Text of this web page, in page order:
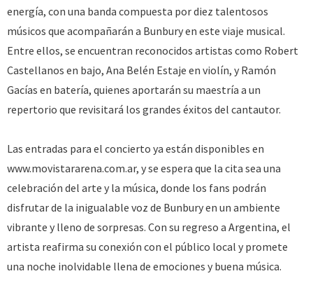
energía, con una banda compuesta por diez talentosos
músicos que acompañarán a Bunbury en este viaje musical.
Entre ellos, se encuentran reconocidos artistas como Robert
Castellanos en bajo, Ana Belén Estaje en violín, y Ramón
Gacías en batería, quienes aportarán su maestría a un
repertorio que revisitará los grandes éxitos del cantautor.
Las entradas para el concierto ya están disponibles en
www.movistararena.com.ar, y se espera que la cita sea una
celebración del arte y la música, donde los fans podrán
disfrutar de la inigualable voz de Bunbury en un ambiente
vibrante y lleno de sorpresas. Con su regreso a Argentina, el
artista reafirma su conexión con el público local y promete
una noche inolvidable llena de emociones y buena música.